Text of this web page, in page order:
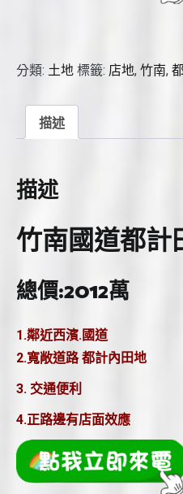
分類: 土地 標籤: 店地, 竹南,
描述
描述
竹南國道都計
總價:2012萬
1.鄰近西濱.國
2.寬敞道路 都計內田地
3. 交通便利
4.正路邊有店面效應